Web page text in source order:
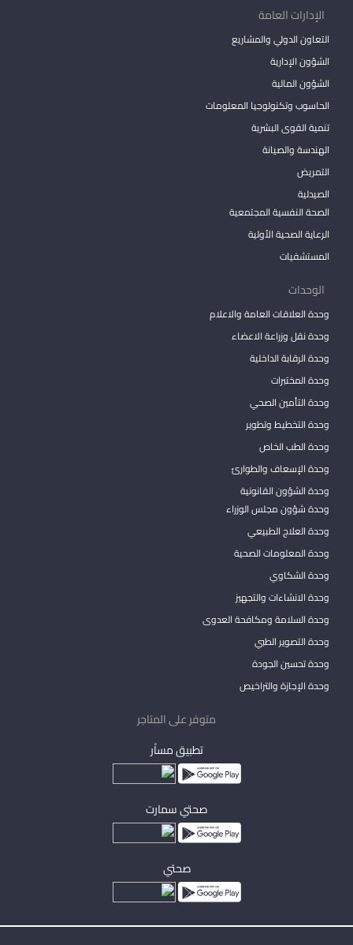
الإدارات العامة
التعاون الدولي والمشاريع
الشؤون الإدارية
الشؤون المالية
الحاسوب وتكنولوجيا المعلومات
تنمية القوى البشرية
الهندسة والصيانة
التمريض
الصيدلية
الصحة النفسية المجتمعية
الرعاية الصحية الأولية
المستشفيات
الوحدات
وحدة العلاقات العامة والاعلام
وحدة نقل وزراعة الاعضاء
وحدة الرقابة الداخلية
وحدة المختبرات
وحدة التأمين الصحي
وحدة التخطيط وتطوير
وحدة الطب الخاص
وحدة الإسعاف والطوارئ
وحدة الشؤون القانونية
وحدة شؤون مجلس الوزراء
وحدة العلاج الطبيعي
وحدة المعلومات الصحية
وحدة الشكاوي
وحدة الانشاءات والتجهيز
وحدة السلامة ومكافحة العدوى
وحدة التصوير الطبي
وحدة تحسين الجودة
وحدة الإجازة والتراخيص
متوفر على المتاجر
تطبيق مساْر
صحتي سمارت
صحتي